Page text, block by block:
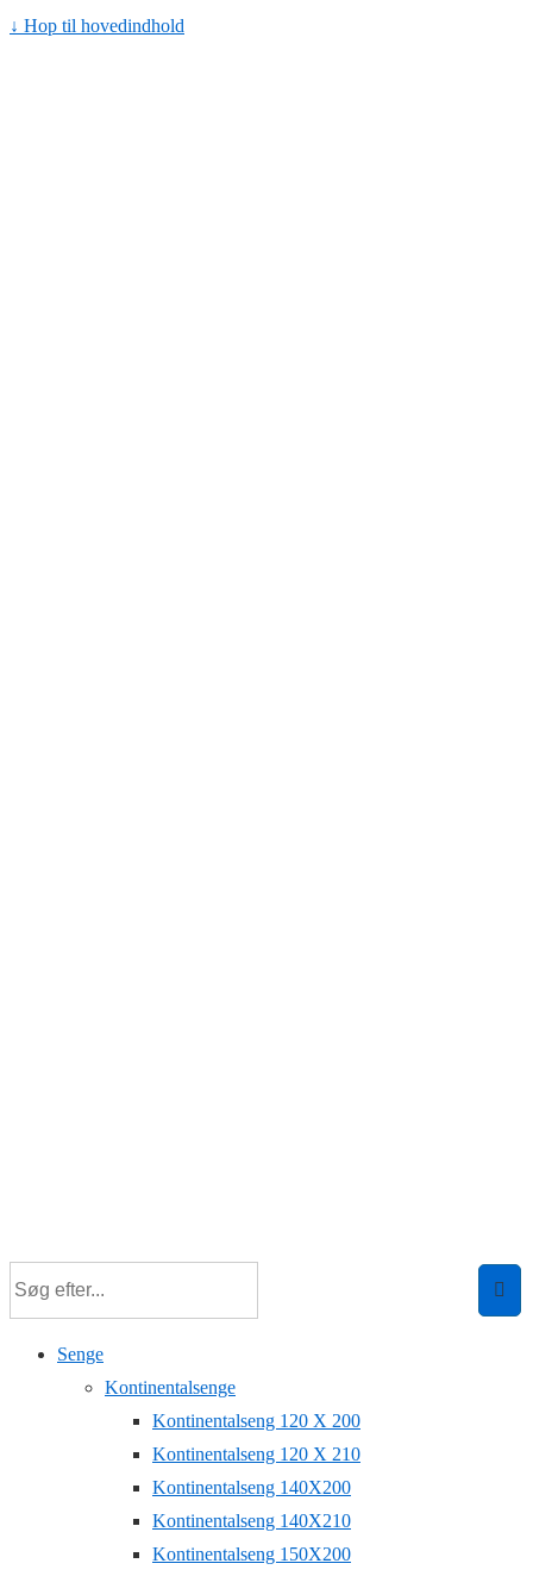
↓ Hop til hovedindhold
Senge
Kontinentalsenge
Kontinentalseng 120 X 200
Kontinentalseng 120 X 210
Kontinentalseng 140X200
Kontinentalseng 140X210
Kontinentalseng 150X200